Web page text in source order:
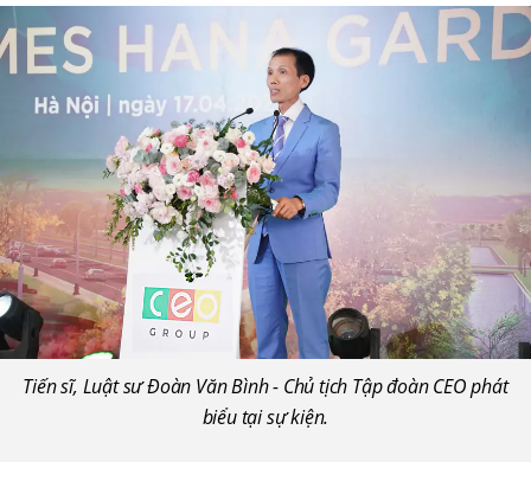
Tiến sĩ, Luật sư Đoàn Văn Bình - Chủ tịch Tập đoàn CEO phát
biểu tại sự kiện.